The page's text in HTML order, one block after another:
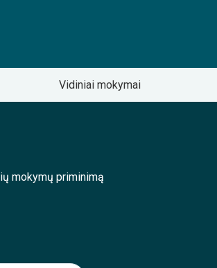
Vidiniai mokymai
mokymų priminimą